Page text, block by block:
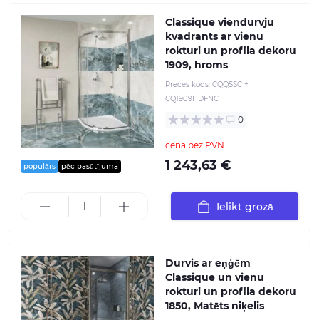
populārs pēc pasūtījuma
Classique viendurvju
kvadrants ar vienu
rokturi un profila dekoru
1909, hroms
Preces kods: CQQSSC +
CQ1909HDFNC
0
cena bez PVN
1 243,63 €
Ielikt grozā
Durvis ar eņģēm
Classique un vienu
rokturi un profila dekoru
1850, Matēts niķelis